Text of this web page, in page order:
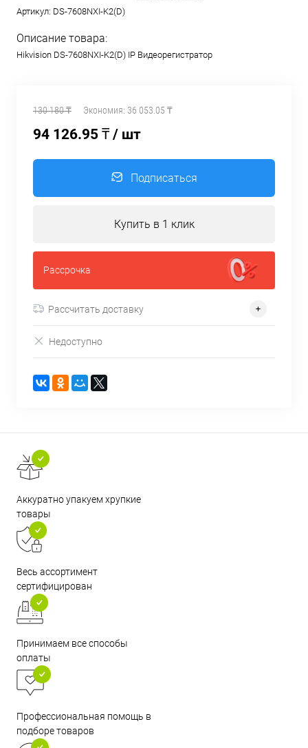
Артикул: DS-7608NXI-K2(D)
Описание товара:
Hikvision DS-7608NXI-K2(D) IP Видеорегистратор
130 180 ₸ Экономия: 36 053.05 ₸
94 126.95 ₸ / шт
Подписаться
Купить в 1 клик
Рассрочка
Рассчитать доставку
Недоступно
Аккуратно упакуем хрупкие
товары
Весь ассортимент
сертифицирован
Принимаем все способы
оплаты
Профессиональная помощь в
подборе товаров